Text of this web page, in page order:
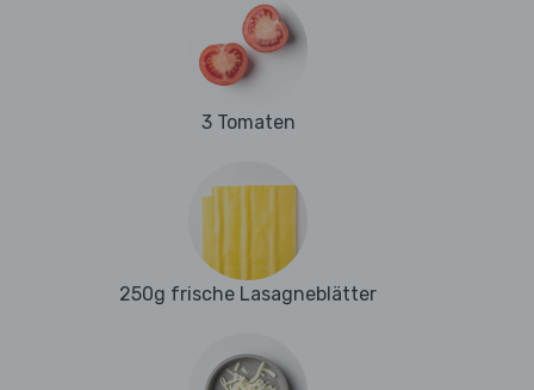
3 Tomaten
250g frische Lasagneblätter